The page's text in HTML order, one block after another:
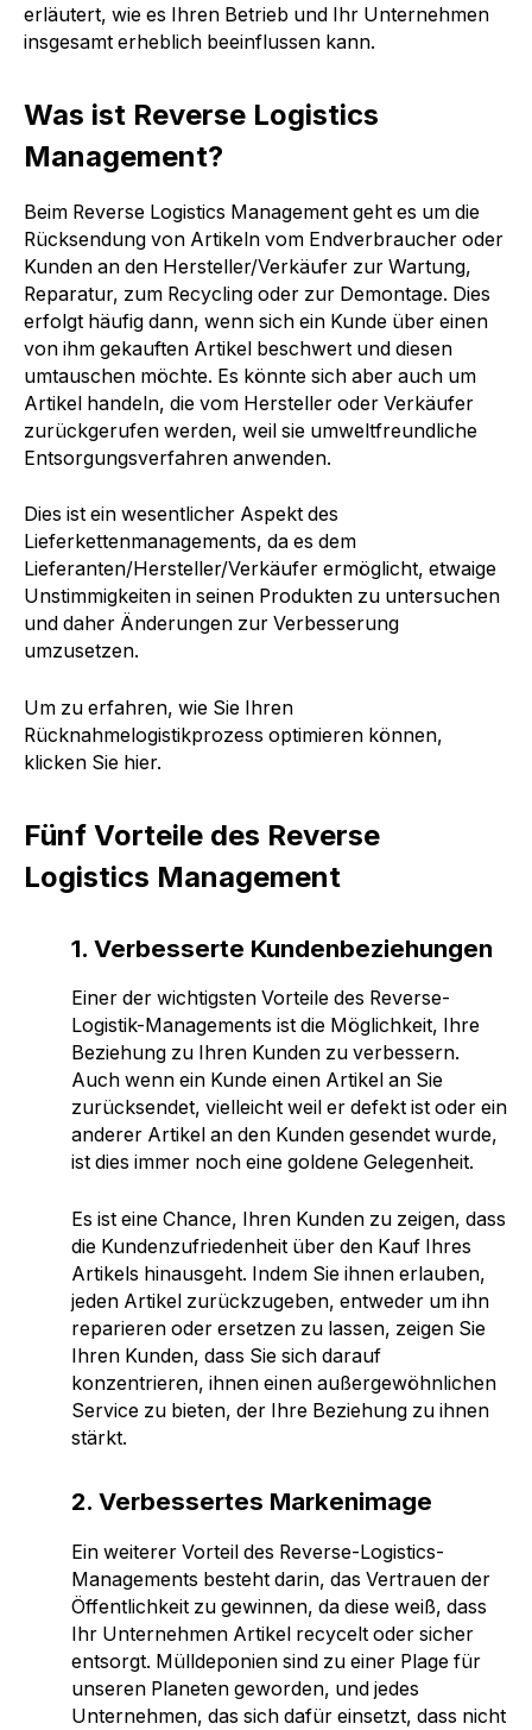
erläutert, wie es Ihren Betrieb und Ihr Unternehmen
insgesamt erheblich beeinflussen kann.
Was ist Reverse Logistics
Management?
Beim Reverse Logistics Management geht es um die
Rücksendung von Artikeln vom Endverbraucher oder
Kunden an den Hersteller/Verkäufer zur Wartung,
Reparatur, zum Recycling oder zur Demontage. Dies
erfolgt häufig dann, wenn sich ein Kunde über einen
von ihm gekauften Artikel beschwert und diesen
umtauschen möchte. Es könnte sich aber auch um
Artikel handeln, die vom Hersteller oder Verkäufer
zurückgerufen werden, weil sie umweltfreundliche
Entsorgungsverfahren anwenden.
Dies ist ein wesentlicher Aspekt des
Lieferkettenmanagements, da es dem
Lieferanten/Hersteller/Verkäufer ermöglicht, etwaige
Unstimmigkeiten in seinen Produkten zu untersuchen
und daher Änderungen zur Verbesserung
umzusetzen.
Um zu erfahren, wie Sie Ihren
Rücknahmelogistikprozess optimieren können,
klicken Sie hier.
Fünf Vorteile des Reverse
Logistics Management
1. Verbesserte Kundenbeziehungen
Einer der wichtigsten Vorteile des Reverse-
Logistik-Managements ist die Möglichkeit, Ihre
Beziehung zu Ihren Kunden zu verbessern.
Auch wenn ein Kunde einen Artikel an Sie
zurücksendet, vielleicht weil er defekt ist oder ein
anderer Artikel an den Kunden gesendet wurde,
ist dies immer noch eine goldene Gelegenheit.
Es ist eine Chance, Ihren Kunden zu zeigen, dass
die Kundenzufriedenheit über den Kauf Ihres
Artikels hinausgeht. Indem Sie ihnen erlauben,
jeden Artikel zurückzugeben, entweder um ihn
reparieren oder ersetzen zu lassen, zeigen Sie
Ihren Kunden, dass Sie sich darauf
konzentrieren, ihnen einen außergewöhnlichen
Service zu bieten, der Ihre Beziehung zu ihnen
stärkt.
2. Verbessertes Markenimage
Ein weiterer Vorteil des Reverse-Logistics-
Managements besteht darin, das Vertrauen der
Öffentlichkeit zu gewinnen, da diese weiß, dass
Ihr Unternehmen Artikel recycelt oder sicher
entsorgt. Mülldeponien sind zu einer Plage für
unseren Planeten geworden, und jedes
Unternehmen, das sich dafür einsetzt, dass nicht